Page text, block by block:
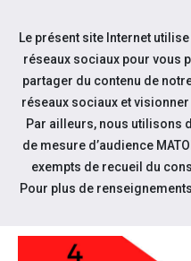
Aller au contenu
Notre actualité
K.LINE JOB
Le présent site Internet
réseaux sociaux pour vous
partager du contenu de
réseaux sociaux et
Par ailleurs, nous utilisons
de mesure d’audience
exempts de recueil du
Pour plus de